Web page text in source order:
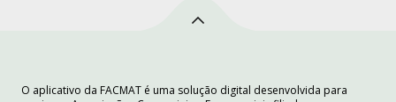
O aplicativo da FACMAT é uma solução digital desenvolvida para